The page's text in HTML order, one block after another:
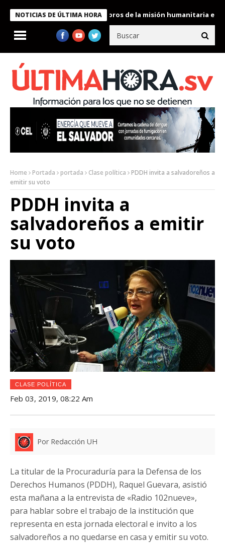
NOTICIAS DE ÚLTIMA HORA
Bukele condecora a miembros de la misión humanitaria enviada
Home Portada portada Clase política
PDDH invita a salvadoreños a
emitir su voto
PDDH invita a
salvadoreños a emitir
su voto
CLASE POLÍTICA
Feb 03, 2019, 08:22 Am
Por Redacción UH
La titular de la Procuraduría para la Defensa de los
Derechos Humanos (PDDH), Raquel Guevara, asistió
esta mañana a la entrevista de «Radio 102nueve»,
para hablar sobre el trabajo de la institución que
representa en esta jornada electoral e invito a los
salvadoreños a no quedarse en casa y emitir su voto.